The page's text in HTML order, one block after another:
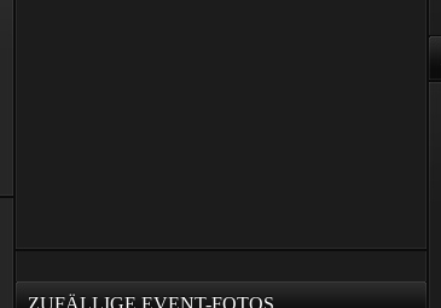
ZUFÄLLIGE EVENT-FOTOS